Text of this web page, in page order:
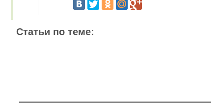
Статьи по теме: